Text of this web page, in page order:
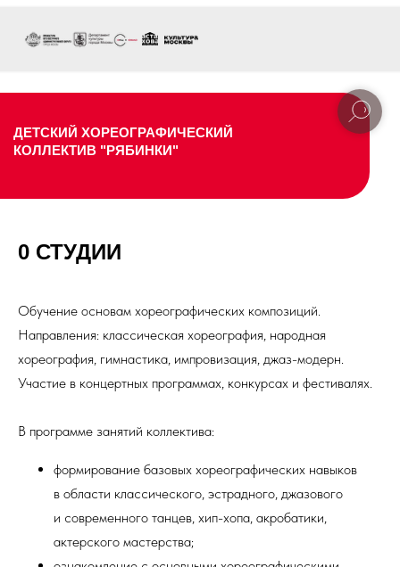
ДЕТСКИЙ ХОРЕОГРАФИЧЕСКИЙ
КОЛЛЕКТИВ "РЯБИНКИ"
0 СТУДИИ
Обучение основам хореографических композиций.
Направления: классическая хореография, народная
хореография, гимнастика, импровизация, джаз-модерн.
Участие в концертных программах, конкурсах и фестивалях.
В программе занятий коллектива:
формирование базовых хореографических навыков
в области классического, эстрадного, джазового
и современного танцев, хип-хопа, акробатики,
актерского мастерства;